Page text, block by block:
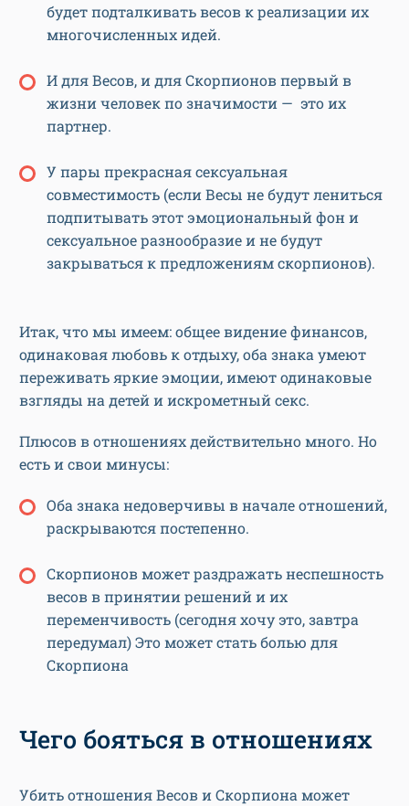
будет подталкивать весов к реализации их
многочисленных идей.
И для Весов, и для Скорпионов первый в
жизни человек по значимости — это их
партнер.
У пары прекрасная сексуальная
совместимость (если Весы не будут лениться
подпитывать этот эмоциональный фон и
сексуальное разнообразие и не будут
закрываться к предложениям скорпионов).
Итак, что мы имеем: общее видение финансов,
одинаковая любовь к отдыху, оба знака умеют
переживать яркие эмоции, имеют одинаковые
взгляды на детей и искрометный секс.
Плюсов в отношениях действительно много. Но
есть и свои минусы:
Оба знака недоверчивы в начале отношений,
раскрываются постепенно.
Скорпионов может раздражать неспешность
весов в принятии решений и их
переменчивость (сегодня хочу это, завтра
передумал) Это может стать болью для
Скорпиона
Чего бояться в отношениях
Убить отношения Весов и Скорпиона может